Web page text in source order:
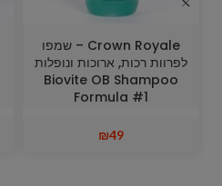
Crown Royale – שמפו
לפרוות רכות, ארוכות ונופלות
Biovite OB Shampoo
Formula #1
₪49